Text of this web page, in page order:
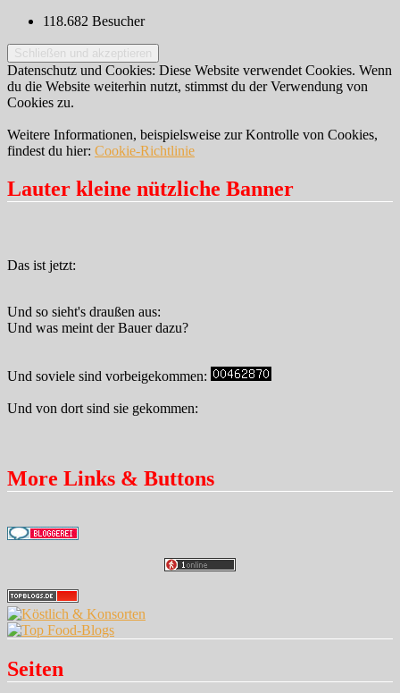
118.682 Besucher
Datenschutz und Cookies: Diese Website verwendet Cookies. Wenn
du die Website weiterhin nutzt, stimmst du der Verwendung von
Cookies zu.
Weitere Informationen, beispielsweise zur Kontrolle von Cookies,
findest du hier: Cookie-Richtlinie
Lauter kleine nützliche Banner
Das ist jetzt:
Und so sieht's draußen aus:
Und was meint der Bauer dazu?
Und soviele sind vorbeigekommen:
Und von dort sind sie gekommen:
More Links & Buttons
Seiten